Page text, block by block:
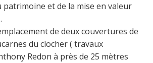
et de la mise en valeur
de deux couvertures de
du clocher ( travaux
Redon à près de 25 mètres